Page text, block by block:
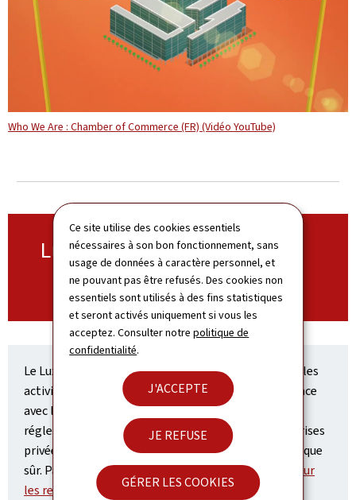
Ce site utilise des cookies essentiels
nécessaires à son bon fonctionnement, sans
usage de données à caractère personnel, et
ne pouvant pas être refusés. Des cookies non
essentiels sont utilisés à des fins statistiques
et seront activés uniquement si vous les
acceptez. Consulter notrepolitique de
confidentialité.
J'ACCEPTE
JE REFUSE
GÉRER LES COOKIES
Who We Are : Chamber of Commerce (FR) (Vidéo YouTube)
Luxembourg in Space
SITE WEB
Le Luxembourg offre un cadre global attractif pour les
activités liées à l'utilisation des ressources de l'espace
avec la mise en place d'un cadre juridique et
réglementaire approprié afin de fournir aux entreprises
privées et aux investisseurs un environnement juridique
sûr. Par ailleurs, leCentre européen d'innovation pour
les ressources spatiales (ESRIC), premier centre